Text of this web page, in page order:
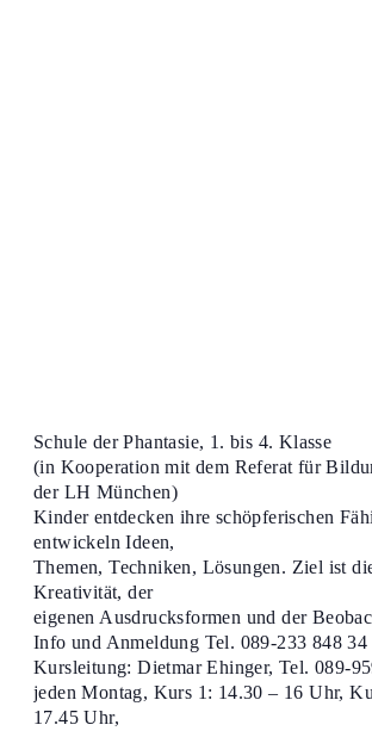
Schule der Phantasie, 1. bis 4. Klasse
(in Kooperation mit dem Referat für
der LH München)
Kinder entdecken ihre schöpferischen
entwickeln Ideen,
Themen, Techniken, Lösungen. Ziel ist
Kreativität, der
eigenen Ausdrucksformen und der
Info und Anmeldung Tel. 089-233 848 34
Kursleitung: Dietmar Ehinger, Tel. 089-
jeden Montag, Kurs 1: 14.30 – 16 Uhr,
17.45 Uhr,